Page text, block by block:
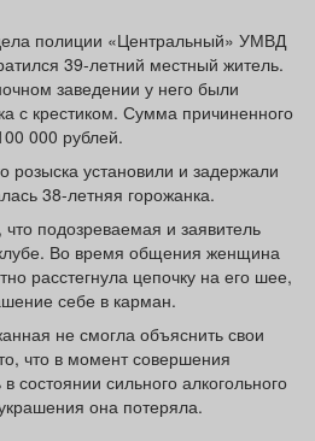
полиции «Центральный» УМВД
39-летний местный житель.
заведении у него были
с крестиком. Сумма причиненного
000 рублей.
розыска установили и задержали
38-летняя горожанка.
подозреваемая и заявитель
Во время общения женщина
расстегнула цепочку на его шее,
себе в карман.
не смогла объяснить свои
что в момент совершения
состоянии сильного алкогольного
она потеряла.